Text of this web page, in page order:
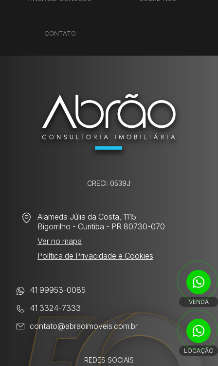
CONTATO
CRECI: 0539J
Alameda Júlia da Costa, 1115
Bigorrilho - Curitiba - PR 80730-070
Ver no mapa
Política de Privacidade e Cookies
41 99953-0085
41 3324-7333
contato@abraoimoveis.com.br
REDES SOCIAIS
VENDA
LOCAÇÃO